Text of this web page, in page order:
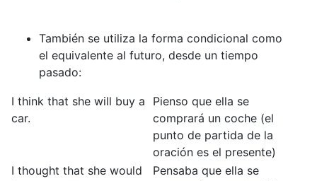
También se utiliza la forma condicional como
el equivalente al futuro, desde un tiempo
pasado:
I think that she will buy a
car.
Pienso que ella se
comprará un coche (el
punto de partida de la
oración es el presente)
I thought that she would
Pensaba que ella se